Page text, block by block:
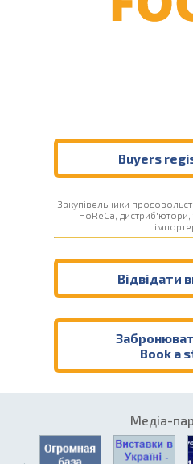
Buyers
Закупівельники
HoReCa, дистриб'ютори,
Відвідати
Book a
Медіа-